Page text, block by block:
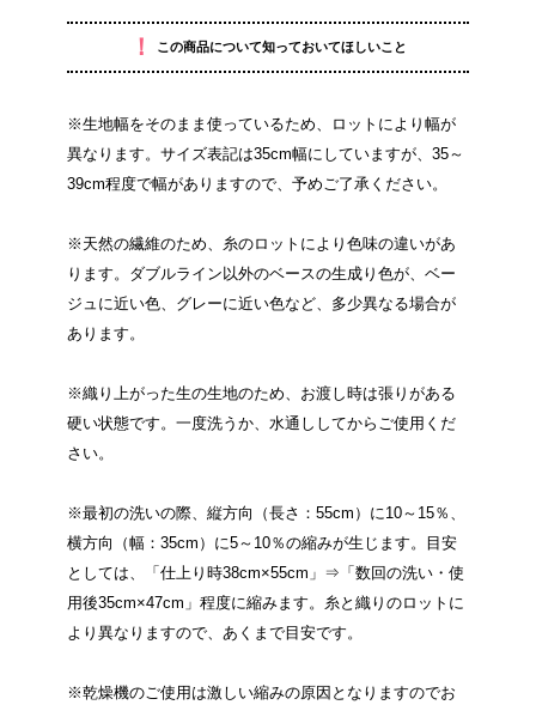
！ この商品について知っておいてほしいこと
※生地幅をそのまま使っているため、ロットにより幅が
異なります。サイズ表記は35cm幅にしていますが、35～
39cm程度で幅がありますので、予めご了承ください。
※天然の繊維のため、糸のロットにより色味の違いがあ
ります。ダブルライン以外のベースの生成り色が、ベー
ジュに近い色、グレーに近い色など、多少異なる場合が
あります。
※織り上がった生の生地のため、お渡し時は張りがある
硬い状態です。一度洗うか、水通ししてからご使用くだ
さい。
※最初の洗いの際、縦方向（長さ：55cm）に10～15％、
横方向（幅：35cm）に5～10％の縮みが生じます。目安
としては、「仕上り時38cm×55cm」⇒「数回の洗い・使
用後35cm×47cm」程度に縮みます。糸と織りのロットに
より異なりますので、あくまで目安です。
※乾燥機のご使用は激しい縮みの原因となりますのでお